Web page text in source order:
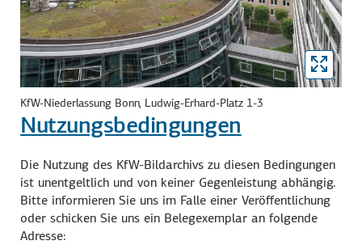
KfW-Niederlassung Bonn, Ludwig-Erhard-Platz 1-3
Nutzungsbedingungen
Die Nutzung des KfW-Bildarchivs zu diesen Bedingungen
ist unentgeltlich und von keiner Gegenleistung abhängig.
Bitte informieren Sie uns im Falle einer Veröffentlichung
oder schicken Sie uns ein Belegexemplar an folgende
Adresse: